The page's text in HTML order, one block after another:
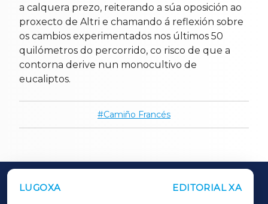
a calquera prezo, reiterando a súa oposición ao
proxecto de Altri e chamando á reflexión sobre
os cambios experimentados nos últimos 50
quilómetros do percorrido, co risco de que a
contorna derive nun monocultivo de
eucaliptos.
Camiño Francés
LUGOXA EDITORIAL XA
OUTROS PERIÓDICOS